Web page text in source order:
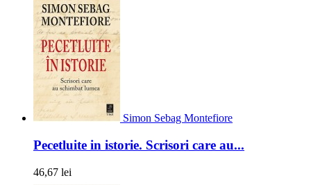
Simon Sebag Montefiore
Pecetluite in istorie. Scrisori care au...
46,67 lei